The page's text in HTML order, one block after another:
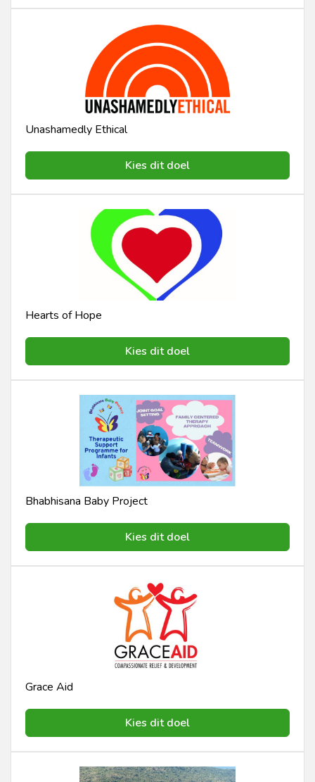
Unashamedly Ethical
Kies dit doel
Hearts of Hope
Kies dit doel
Bhabhisana Baby Project
Kies dit doel
Grace Aid
Kies dit doel